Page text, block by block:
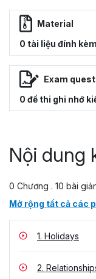
Material
0 tài liệu đính kèm
Exam
0 đề thi ghi nhớ
Nội dung
0 Chương . 10 bài
Mở rộng tất cả các
1. Holidays
2.